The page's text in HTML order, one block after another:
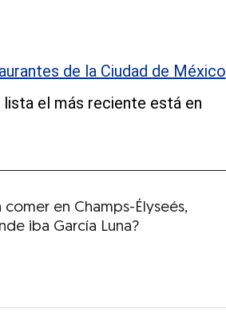
de la Ciudad de México
el más reciente está en
en Champs-Élyseés,
iba García Luna?